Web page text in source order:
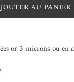
AU PANIER
or 3 microns ou en